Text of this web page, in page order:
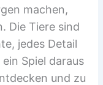
machen,
Die Tiere sind
jedes Detail
Spiel daraus
und zu